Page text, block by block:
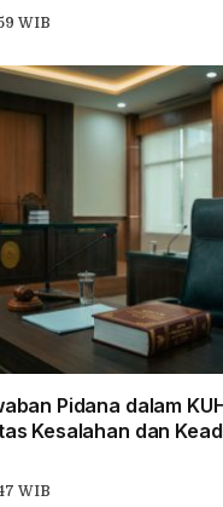
WIB
Pidana dalam
Kesalahan dan
WIB